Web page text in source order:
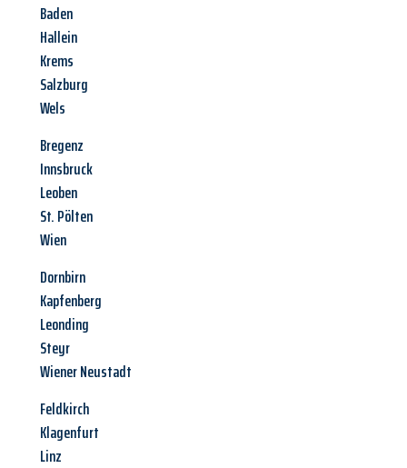
Baden
Hallein
Krems
Salzburg
Wels
Bregenz
Innsbruck
Leoben
St. Pölten
Wien
Dornbirn
Kapfenberg
Leonding
Steyr
Wiener Neustadt
Feldkirch
Klagenfurt
Linz